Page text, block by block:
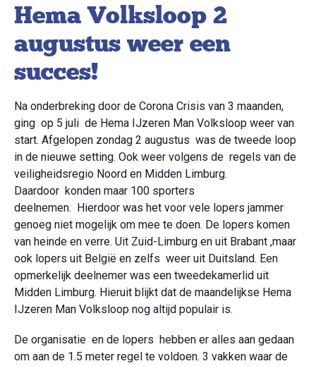
Hema Volksloop 2
augustus weer een
succes!
Na onderbreking door de Corona Crisis van 3 maanden,
ging op 5 juli de Hema IJzeren Man Volksloop weer van
start. Afgelopen zondag 2 augustus was de tweede loop
in de nieuwe setting. Ook weer volgens de regels van de
veiligheidsregio Noord en Midden Limburg.
Daardoor konden maar 100 sporters
deelnemen. Hierdoor was het voor vele lopers jammer
genoeg niet mogelijk om mee te doen. De lopers komen
van heinde en verre. Uit Zuid-Limburg en uit Brabant ,maar
ook lopers uit België en zelfs weer uit Duitsland. Een
opmerkelijk deelnemer was een tweedekamerlid uit
Midden Limburg. Hieruit blijkt dat de maandelijkse Hema
IJzeren Man Volksloop nog altijd populair is.
De organisatie en de lopers hebben er alles aan gedaan
om aan de 1.5 meter regel te voldoen. 3 vakken waar de